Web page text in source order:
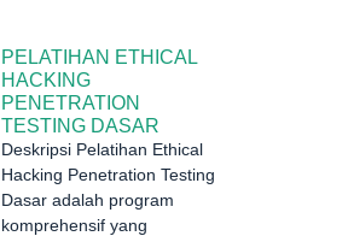
PELATIHAN ETHICAL
HACKING
PENETRATION
TESTING DASAR
Deskripsi Pelatihan Ethical
Hacking Penetration Testing
Dasar adalah program
komprehensif yang